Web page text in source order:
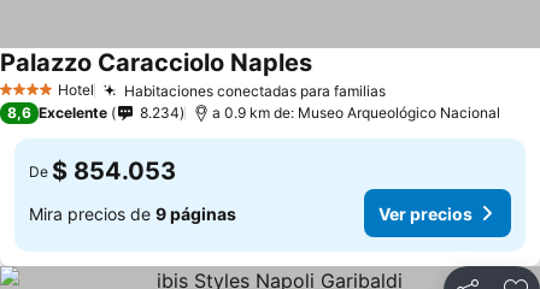
4 EstrellasHotel Habitaciones conectadas para familiasVer precios
Palazzo Caracciolo NaplesVer precios
8,6 Excelente 8.234 a 0.9 km de: Museo Arqueológico Nacional
De $ 854.053
Mira precios de 9 páginas Ver precios